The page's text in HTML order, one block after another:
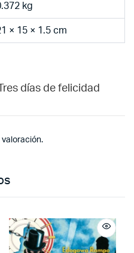
kg
× 15 × 1.5 cm
días de felicidad